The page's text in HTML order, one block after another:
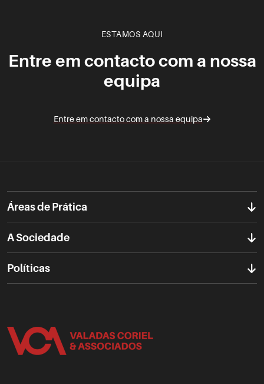
ESTAMOS AQUI
Entre em contacto com a nossa
equipa
Entre em contacto com a nossa equipa
Áreas de Prática
A Sociedade
Políticas